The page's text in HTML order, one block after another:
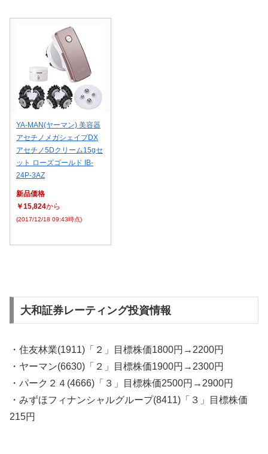
YA-MAN(ヤーマン) 美容器
アセチノメガシェイプDX
アセチノ5Dクリーム15gセ
ット ローズゴールド IB-
24P-3AZ
新品価格
￥15,824から
(2017/12/18 09:43時点)
大和証券レーティング投資情報
・住友林業(1911)「２」目標株価1800円→2200円
・ヤーマン(6630)「２」目標株価1900円→2300円
・パーク２４(4666)「３」目標株価2500円→2900円
・みずほフィナンシャルグループ(8411)「３」目標株価
215円